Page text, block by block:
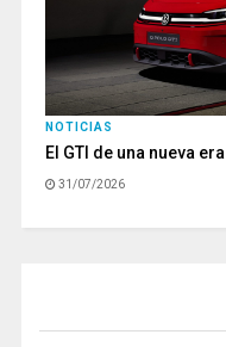
NOTICIAS
El GTI de una nueva era
31/07/2026